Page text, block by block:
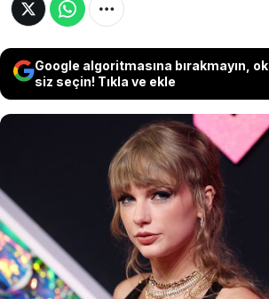
Google algoritmasına bırakmayın,
siz seçin! Tıkla ve ekle
X, güvenlik
Swift
doğruladı.